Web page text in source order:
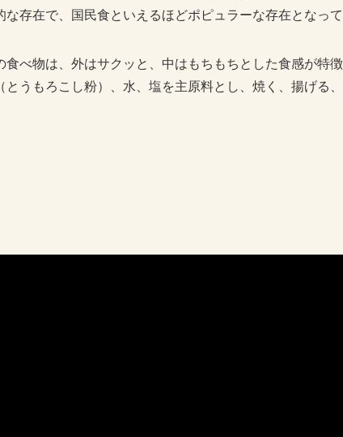
存在で、国民食といえるほどポピュラーな存在となって
べ物は、外はサクッと、中はもちもちとした食感が特徴
とうもろこし粉）、水、塩を主原料とし、焼く、揚げる